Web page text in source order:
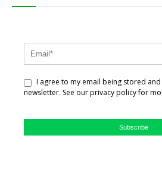
I agree to my email being stored
newsletter. See our privacy policy for
Subscribe